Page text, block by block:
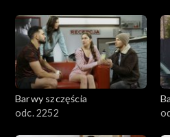
Barwy szczęścia
odc. 2252